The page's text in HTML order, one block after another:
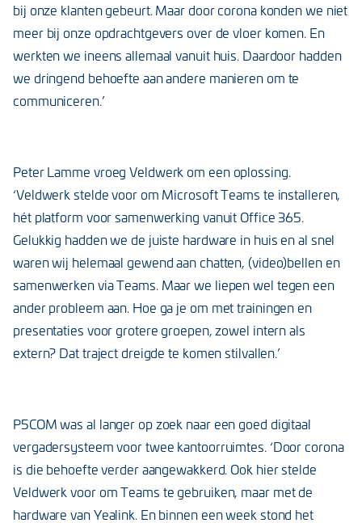
bij onze klanten gebeurt. Maar door corona konden we niet
meer bij onze opdrachtgevers over de vloer komen. En
werkten we ineens allemaal vanuit huis. Daardoor hadden
we dringend behoefte aan andere manieren om te
communiceren.’
Peter Lamme vroeg Veldwerk om een oplossing.
‘Veldwerk stelde voor om Microsoft Teams te installeren,
hét platform voor samenwerking vanuit Office 365.
Gelukkig hadden we de juiste hardware in huis en al snel
waren wij helemaal gewend aan chatten, (video)bellen en
samenwerken via Teams. Maar we liepen wel tegen een
ander probleem aan. Hoe ga je om met trainingen en
presentaties voor grotere groepen, zowel intern als
extern? Dat traject dreigde te komen stilvallen.’
P5COM was al langer op zoek naar een goed digitaal
vergadersysteem voor twee kantoorruimtes. ‘Door corona
is die behoefte verder aangewakkerd. Ook hier stelde
Veldwerk voor om Teams te gebruiken, maar met de
hardware van Yealink. En binnen een week stond het